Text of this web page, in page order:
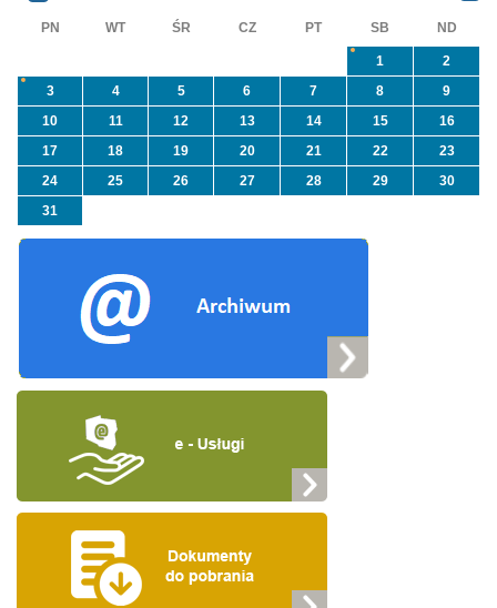
PN WT ŚR CZ PT SB ND
1
2
3
4 5 6 7 8
9
10
11 12 13 14 15
16
17
18 19 20 21 22
23
24
25 26 27 28 29
30
31